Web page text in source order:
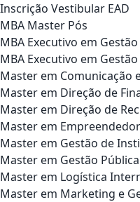
Inscrição Vestibular EAD
MBA Master Pós
MBA Executivo em
MBA Executivo em
Master em Comunicação
Master em Direção de
Master em Direção de
Master em
Master em Gestão de
Master em Gestão Pública
Master em Logística
Master em Marketing e